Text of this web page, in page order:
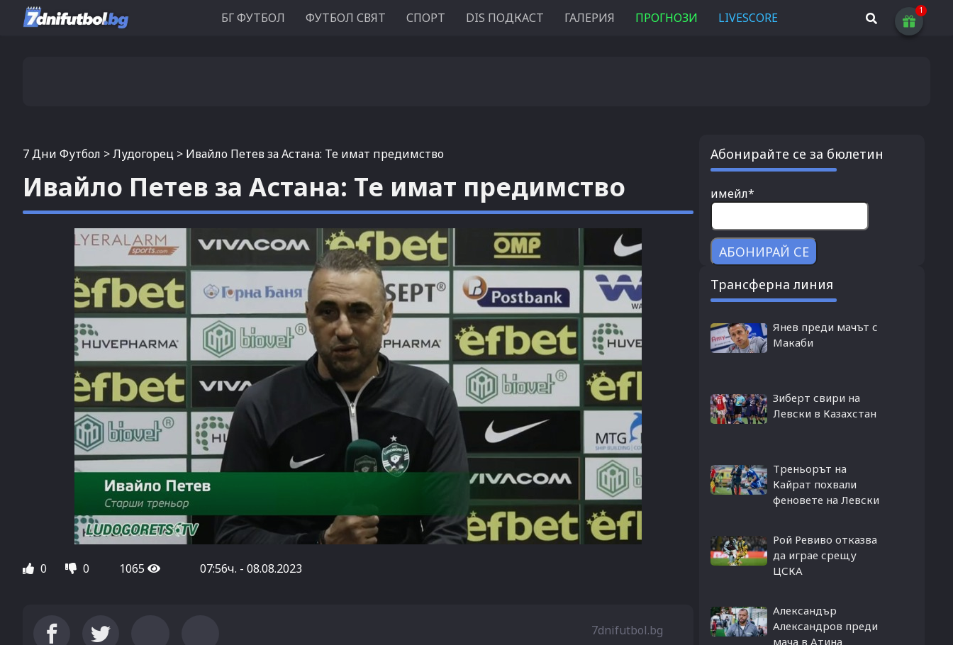
БГ ФУТБОЛ ФУТБОЛ СВЯТ СПОРТ DIS ПОДКАСТ ГАЛЕРИЯ ПРОГНОЗИ LIVESCORE
7 Дни Футбол >Лудогорец > Ивайло Петев за Астана: Те имат предимство
Ивайло Петев за Астана: Те имат предимство
0 0 1065 07:56ч. - 08.08.2023
7dnifutbol.bg
Абонирайте се за бюлетин
имейл*
Трансферна линия
Янев преди мачът с
Макаби
Зиберт свири на
Левски в Казахстан
Треньорът на
Кайрат похвали
феновете на Левски
Рой Ревиво отказва
да играе срещу
ЦСКА
Александър
Александров преди
мача в Атина